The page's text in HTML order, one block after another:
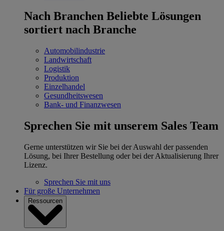
Nach Branchen Beliebte Lösungen
sortiert nach Branche
Automobilindustrie
Landwirtschaft
Logistik
Produktion
Einzelhandel
Gesundheitswesen
Bank- und Finanzwesen
Sprechen Sie mit unserem Sales Team
Gerne unterstützen wir Sie bei der Auswahl der passenden
Lösung, bei Ihrer Bestellung oder bei der Aktualisierung Ihrer
Lizenz.
Sprechen Sie mit uns
Für große Unternehmen
Ressourcen